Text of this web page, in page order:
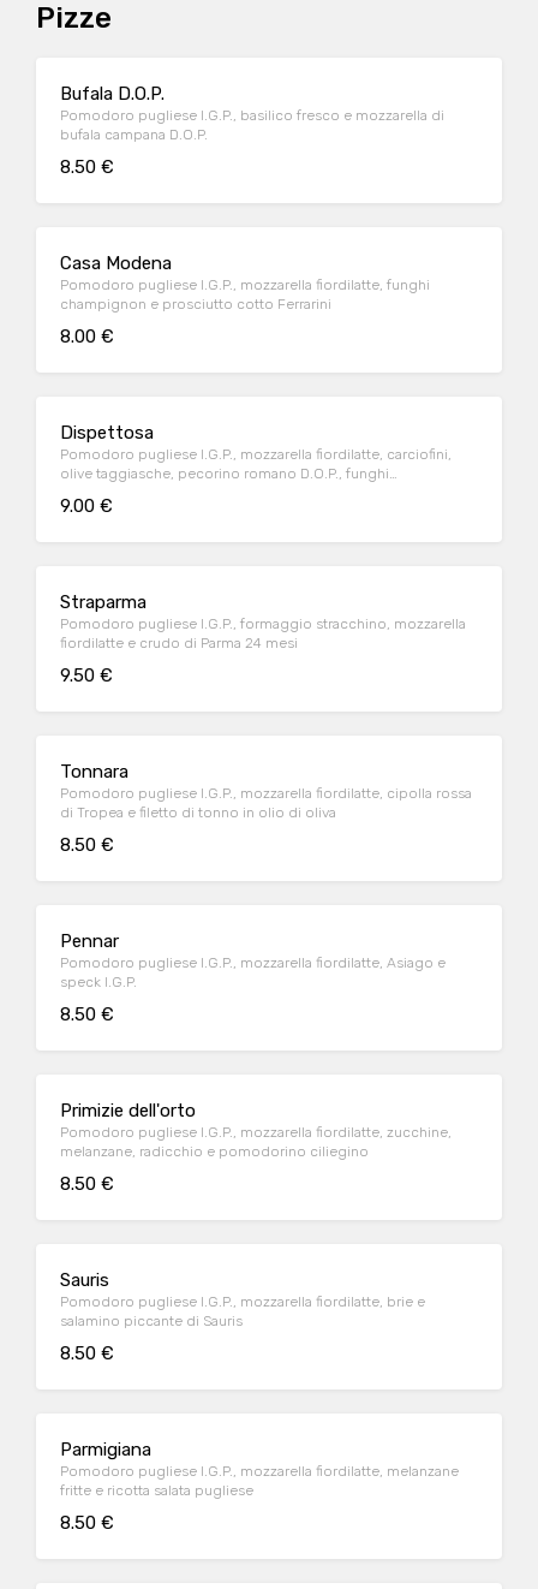
Pizze
Bufala D.O.P.
Pomodoro pugliese I.G.P., basilico fresco e mozzarella di
bufala campana D.O.P.
8.50 €
Casa Modena
Pomodoro pugliese I.G.P., mozzarella fiordilatte, funghi
champignon e prosciutto cotto Ferrarini
8.00 €
Dispettosa
Pomodoro pugliese I.G.P., mozzarella fiordilatte, carciofini,
olive taggiasche, pecorino romano D.O.P., funghi
9.00 €
Straparma
Pomodoro pugliese I.G.P., formaggio stracchino, mozzarella
fiordilatte e crudo di Parma 24 mesi
9.50 €
Tonnara
Pomodoro pugliese I.G.P., mozzarella fiordilatte, cipolla rossa
di Tropea e filetto di tonno in olio di oliva
8.50 €
Pennar
Pomodoro pugliese I.G.P., mozzarella fiordilatte, Asiago e
speck I.G.P.
8.50 €
Primizie dell'orto
Pomodoro pugliese I.G.P., mozzarella fiordilatte, zucchine,
melanzane, radicchio e pomodorino ciliegino
8.50 €
Sauris
Pomodoro pugliese I.G.P., mozzarella fiordilatte, brie e
salamino piccante di Sauris
8.50 €
Parmigiana
Pomodoro pugliese I.G.P., mozzarella fiordilatte, melanzane
fritte e ricotta salata pugliese
8.50 €